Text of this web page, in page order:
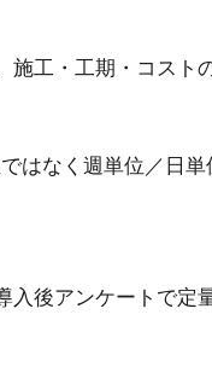
工・工期・コスト
はなく週単位／日
後アンケートで定